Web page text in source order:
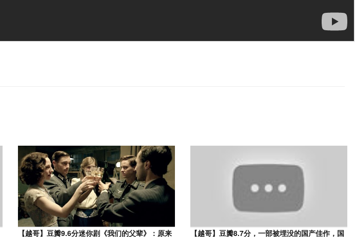
【越哥】豆瓣9.6分迷你剧《我们的父辈》：原来
【越哥】豆瓣8.7分，一部被埋没的国产佳作，国